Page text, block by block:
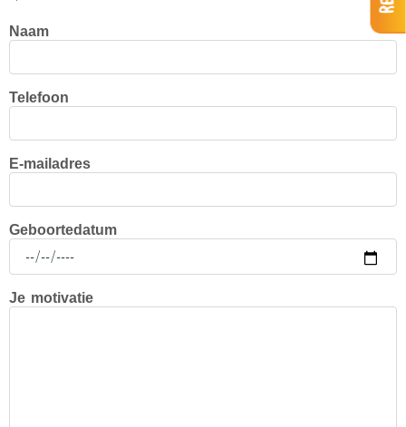
Naam
Telefoon
E-mailadres
Geboortedatum
Je motivatie